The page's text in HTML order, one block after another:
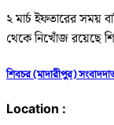
২ মার্চ ইফতারের সময়
থেকে নিখোঁজ রয়েছে
শিবচর (মাদারীপুর)
Location :